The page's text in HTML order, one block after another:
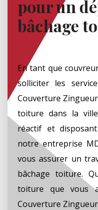
pour un
bâchage
En tant que
solliciter les
Couverture
toiture dans la
réactif et
notre entreprise
vous assurer un
bâchage toiture.
toiture que vous
Couverture